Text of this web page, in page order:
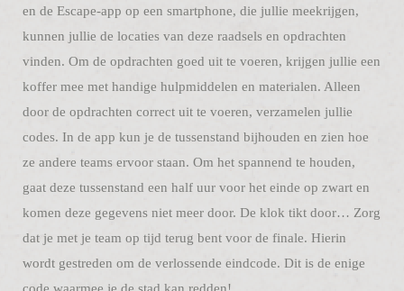
en de Escape-app op een smartphone, die jullie meekrijgen,
kunnen jullie de locaties van deze raadsels en opdrachten
vinden. Om de opdrachten goed uit te voeren, krijgen jullie een
koffer mee met handige hulpmiddelen en materialen. Alleen
door de opdrachten correct uit te voeren, verzamelen jullie
codes. In de app kun je de tussenstand bijhouden en zien hoe
ze andere teams ervoor staan. Om het spannend te houden,
gaat deze tussenstand een half uur voor het einde op zwart en
komen deze gegevens niet meer door. De klok tikt door… Zorg
dat je met je team op tijd terug bent voor de finale. Hierin
wordt gestreden om de verlossende eindcode. Dit is de enige